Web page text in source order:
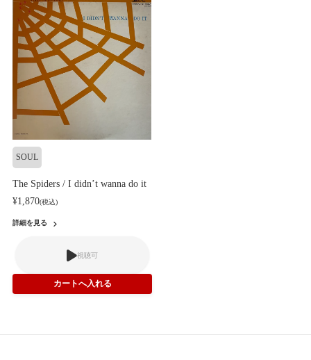
SOUL
The Spiders / I didn’t wanna do it
¥1,870(税込)
詳細を見る
視聴可